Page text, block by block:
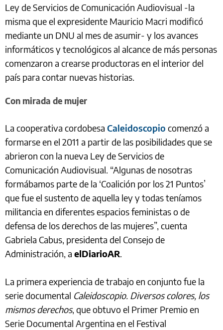
Ley de Servicios de Comunicación Audiovisual -la
misma que el expresidente Mauricio Macri modificó
mediante un DNU al mes de asumir- y los avances
informáticos y tecnológicos al alcance de más personas
comenzaron a crearse productoras en el interior del
país para contar nuevas historias.
Con mirada de mujer
La cooperativa cordobesa Caleidoscopio comenzó a
formarse en el 2011 a partir de las posibilidades que se
abrieron con la nueva Ley de Servicios de
Comunicación Audiovisual. “Algunas de nosotras
formábamos parte de la ‘Coalición por los 21 Puntos’
que fue el sustento de aquella ley y todas teníamos
militancia en diferentes espacios feministas o de
defensa de los derechos de las mujeres”, cuenta
Gabriela Cabus, presidenta del Consejo de
Administración, a elDiarioAR.
La primera experiencia de trabajo en conjunto fue la
serie documental Caleidoscopio. Diversos colores, los
mismos derechos, que obtuvo el Primer Premio en
Serie Documental Argentina en el Festival